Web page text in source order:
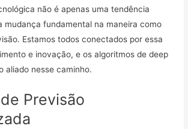
não é apenas uma tendência
mudança fundamental na maneira como
Estamos todos conectados por essa
e inovação, e os algoritmos de deep
aliado nesse caminho.
Previsão